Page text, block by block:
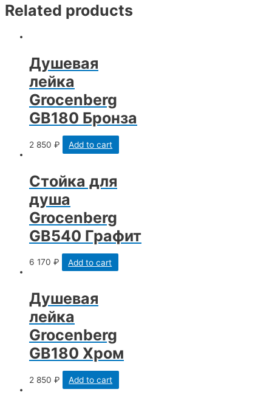
Related products
Душевая
лейка
Grocenberg
GB180 Бронза
2 850 ₽ Add to cart
Стойка для
душа
Grocenberg
GB540 Графит
6 170 ₽ Add to cart
Душевая
лейка
Grocenberg
GB180 Хром
2 850 ₽ Add to cart